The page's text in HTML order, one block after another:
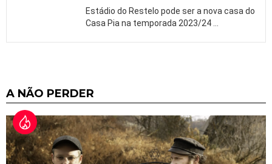
Estádio do Restelo pode ser a nova casa do
Casa Pia na temporada 2023/24
A NÃO PERDER